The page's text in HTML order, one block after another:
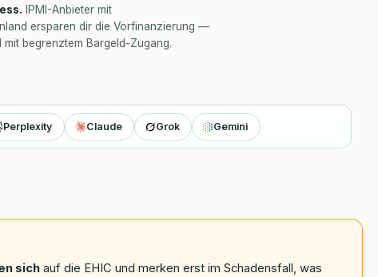
IPMI-Anbieter mit
ersparen dir die Vorfinanzierung —
begrenztem Bargeld-Zugang.
Perplexity Claude Grok Gemini
sich auf die EHIC und merken erst im Schadensfall, was